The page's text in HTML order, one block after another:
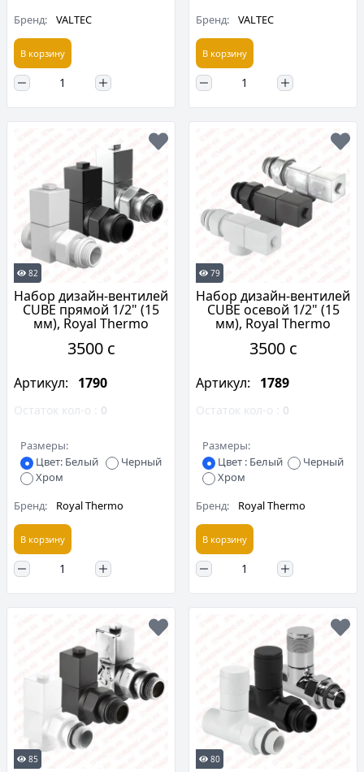
Бренд: VALTEC
В корзину
Бренд: VALTEC
В корзину
82
Набор дизайн-вентилей
CUBE прямой 1/2" (15
мм), Royal Thermo
3500 c
Артикул: 1790
Остаток кол-о : 0
Размеры:
Цвет: Белый
Черный
Хром
Бренд:
Royal Thermo
В корзину
79
Набор дизайн-вентилей
CUBE осевой 1/2" (15
мм), Royal Thermo
3500 c
Артикул: 1789
Остаток кол-о : 0
Размеры:
Цвет : Белый
Черный
Хром
Бренд:
Royal Thermo
В корзину
85 80